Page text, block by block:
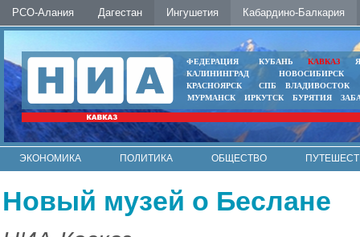
РСО-Алания Дагестан Ингушетия Кабардино-Балкария
ФЕДЕРАЦИЯ КУБАНЬ КАВКАЗ
КАЛИНИНГРАД
НОВОСИБИРСК
КРАСНОЯРСК
СПБ
ВЛАДИВОСТОК
МУРМАНСК
ИРКУТСК БУРЯТИЯ
ЭКОНОМИКА ПОЛИТИКА ОБЩЕСТВО
Новый музей о Беслане